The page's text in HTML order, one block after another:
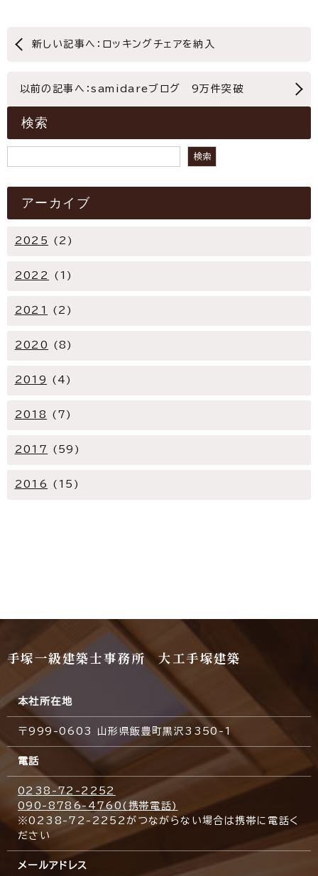
新しい記事へ：ロッキングチェアを納入
以前の記事へ：samidareブログ 9万件突破
検索
検索
アーカイブ
2025 (2)
2022 (1)
2021 (2)
2020 (8)
2019 (4)
2018 (7)
2017 (59)
2016 (15)
手塚一級建築士事務所 大工手塚建築
本社所在地
〒999-0603 山形県飯豊町黒沢3350-1
電話
0238-72-2252
090-8786-4760(携帯電話)
※0238-72-2252がつながらない場合は携帯に電話く
ださい
メールアドレス